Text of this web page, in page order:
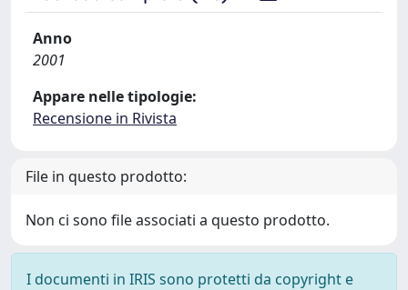
Anno
2001
Appare nelle tipologie:
Recensione in Rivista
File in questo prodotto:
Non ci sono file associati a questo prodotto.
I documenti in IRIS sono protetti da copyright e